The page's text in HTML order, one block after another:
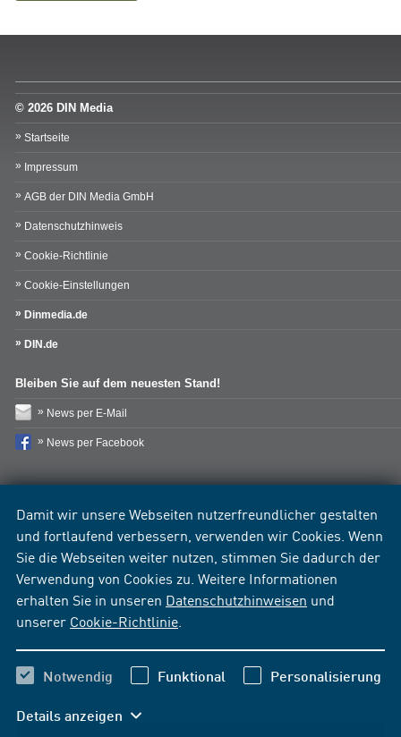
Damit wir unsere Webseiten nutzerfreundlicher gestalten
und fortlaufend verbessern, verwenden wir Cookies. Wenn
Sie die Webseiten weiter nutzen, stimmen Sie dadurch der
Verwendung von Cookies zu. Weitere Informationen
erhalten Sie in unseren Datenschutzhinweisen und
unserer Cookie-Richtlinie
Notwendig Funktional Personalisierung
Details anzeigen
© 2026 DIN Media
Startseite
Impressum
AGB der DIN Media GmbH
Datenschutzhinweis
Cookie-Richtlinie
Cookie-Einstellungen
Dinmedia.de
DIN.de
Bleiben Sie auf dem neuesten Stand!
News per E-Mail
News per Facebook